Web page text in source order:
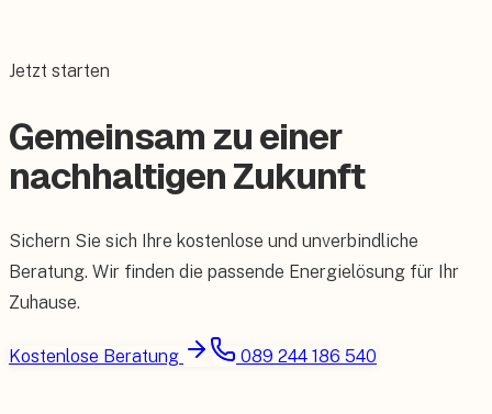
Jetzt starten
Gemeinsam zu einer
nachhaltigen Zukunft
Sichern Sie sich Ihre kostenlose und unverbindliche
Beratung. Wir finden die passende Energielösung für Ihr
Zuhause.
Kostenlose Beratung 089 244 186 540